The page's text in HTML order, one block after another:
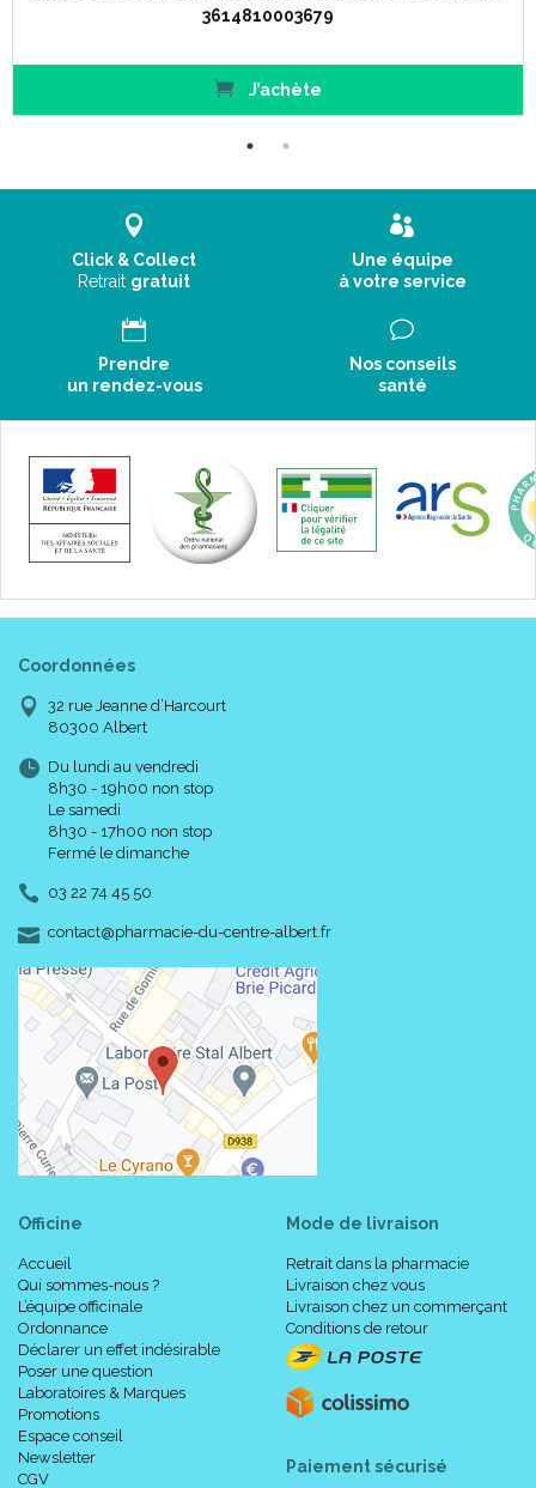
3614810003679
J’achète
Click & Collect
Retrait gratuit
Une équipe
à votre service
Prendre
un rendez-vous
Nos conseils
santé
Coordonnées
32 rue Jeanne d’Harcourt
80300 Albert
Du lundi au vendredi
8h30 - 19h00 non stop
Le samedi
8h30 - 17h00 non stop
Fermé le dimanche
03 22 74 45 50
contact-
@-
pharmacie-du-centre-albert.fr
Officine
Accueil
Qui sommes-nous ?
L’équipe officinale
Ordonnance
Déclarer un effet indésirable
Poser une question
Laboratoires & Marques
Promotions
Espace conseil
Newsletter
CGV
Mode de livraison
Retrait dans la pharmacie
Livraison chez vous
Livraison chez un commerçant
Conditions de retour
Paiement sécurisé